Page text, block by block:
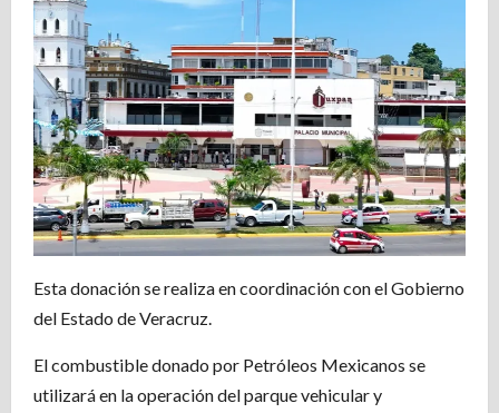
Esta donación se realiza en coordinación con el Gobierno
del Estado de Veracruz.
El combustible donado por Petróleos Mexicanos se
utilizará en la operación del parque vehicular y